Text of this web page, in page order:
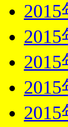
2015
2015
2015
2015
2015